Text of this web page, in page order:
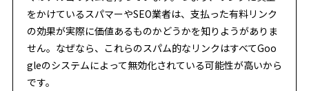
をかけているスパマーやSEO業者は、支払った有料リンク
の効果が実際に価値あるものかどうかを知りようがありま
せん。なぜなら、これらのスパム的なリンクはすべてGoo
gleのシステムによって無効化されている可能性が高いから
です。